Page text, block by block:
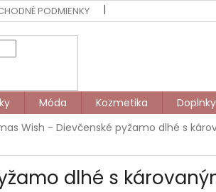
PODMIENKY
Móda Kozmetika Doplnky
Wish - Dievčenské pyžamo dlhé s
dlhé s